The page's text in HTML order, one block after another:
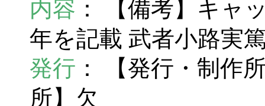
内容 ： 【備考】キャ
年を記載 武者小路実
発行 ： 【発行・制作
所】欠